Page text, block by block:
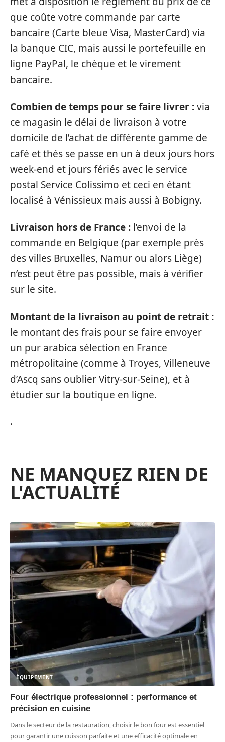
que coûte votre commande par carte
bancaire (Carte bleue Visa, MasterCard) via
la banque CIC, mais aussi le portefeuille en
ligne PayPal, le chèque et le virement
bancaire.
Combien de temps pour se faire livrer :via
ce magasin le délai de livraison à votre
domicile de l’achat de différente gamme de
café et thés se passe en un à deux jours hors
week-end et jours fériés avec le service
postal Service Colissimo et ceci en étant
localisé à Vénissieux mais aussi à Bobigny.
Livraison hors de France : l’envoi de la
commande en Belgique (par exemple près
des villes Bruxelles, Namur ou alors Liège)
n’est peut être pas possible, mais à vérifier
sur le site.
Montant de la livraison au point de retrait :
le montant des frais pour se faire envoyer
un pur arabica sélection en France
métropolitaine (comme à Troyes, Villeneuve
d’Ascq sans oublier Vitry-sur-Seine), et à
étudier sur la boutique en ligne.
.
NE MANQUEZ RIEN DE
L'ACTUALITÉ
ÉQUIPEMENT
Four électrique professionnel : performance et
précision en cuisine
Dans le secteur de la restauration, choisir le bon four est essentiel
pour garantir une cuisson parfaite et une efficacité optimale en